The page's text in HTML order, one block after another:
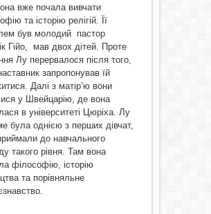
вже почала вивчати
та історію релігій. Її
був молодий пастор
Гійо, мав двох дітей. Проте
Лу перервалося після того,
запропонував їй
Далі з матір’ю вони
у Швейцарію, де вона
в університеті Цюріха. Лу
була однією з перших дівчат,
до навчального
такого рівня. Там вона
філософію, історію
та порівняльне